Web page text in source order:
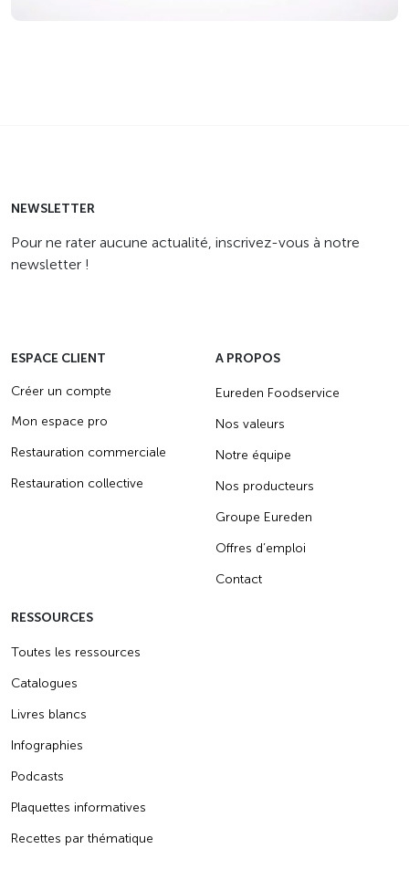
NEWSLETTER
Pour ne rater aucune actualité, inscrivez-vous à notre
newsletter !
ESPACE CLIENT
Créer un compte
Mon espace pro
Restauration commerciale
Restauration collective
A PROPOS
Eureden Foodservice
Nos valeurs
Notre équipe
Nos producteurs
Groupe Eureden
Offres d’emploi
Contact
RESSOURCES
Toutes les ressources
Catalogues
Livres blancs
Infographies
Podcasts
Plaquettes informatives
Recettes par thématique